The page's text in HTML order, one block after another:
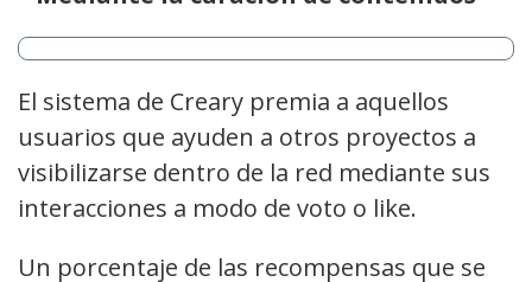
El sistema de Creary premia a aquellos
usuarios que ayuden a otros proyectos a
visibilizarse dentro de la red mediante sus
interacciones a modo de voto o like.
Un porcentaje de las recompensas que se